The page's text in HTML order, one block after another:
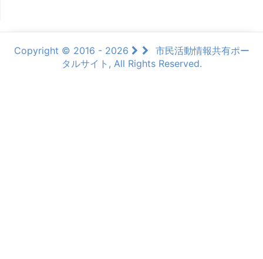
Copyright © 2016 - 2026
市民活動情報共有ポー
タルサイト, All Rights Reserved.